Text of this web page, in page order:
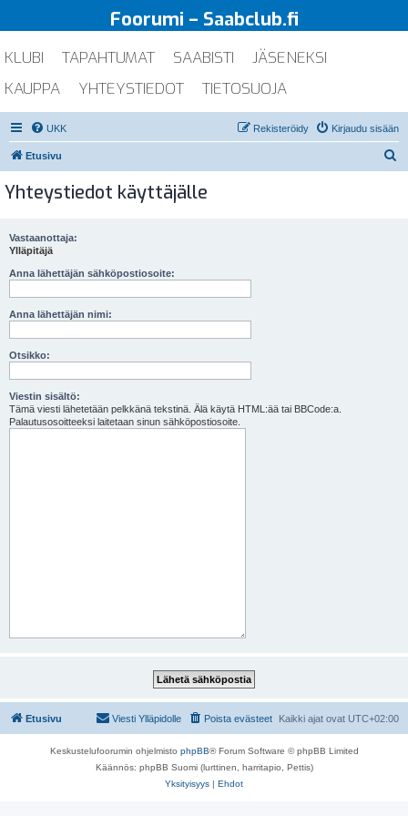
Foorumi – Saabclub.fi
KLUBI TAPAHTUMAT SAABISTI
JÄSENEKSI
KAUPPA
YHTEYSTIEDOT TIETOSUOJA
UKK Kirjaudu sisään
Rekisteröidy
Etusivu
Yhteystiedot käyttäjälle
Vastaanottaja:
Ylläpitäjä
Anna lähettäjän sähköpostiosoite:
Anna lähettäjän nimi:
Otsikko:
Viestin sisältö:
Tämä viesti lähetetään pelkkänä tekstinä. Älä käytä HTML:ää tai BBCode:a.
Palautusosoitteeksi laitetaan sinun sähköpostiosoite.
Etusivu Kaikki ajat ovat UTC+02:00
Poista evästeet
Viesti Ylläpidolle
Keskustelufoorumin ohjelmisto phpBB® Forum Software © phpBB Limited
Käännös: phpBB Suomi (lurttinen, harritapio, Pettis)
Yksityisyys | Ehdot